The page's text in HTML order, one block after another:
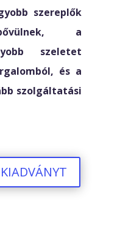
szereplők
a
szeletet
és a
szolgáltatási